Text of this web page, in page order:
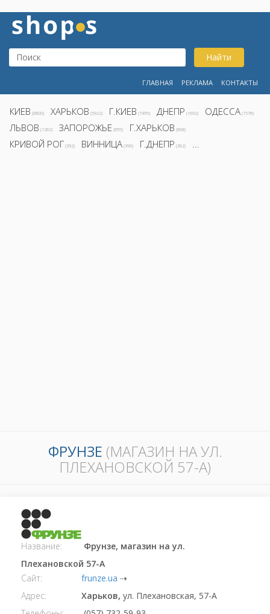
Найти
ГЛАВНАЯ РЕКЛАМА КОНТАКТЫ
КИЕВ (8800) ХАРЬКОВ (5922) Г.КИЕВ (1995) ДНЕПР (1692) ОДЕССА (1578)
ЛЬВОВ (1282) ЗАПОРОЖЬЕ (855) Г.ХАРЬКОВ (808)
КРИВОЙ РОГ (392) ВИННИЦА (390) Г.ДНЕПР (362) ...
ФРУНЗЕ (МАГАЗИН НА УЛ.
ПЛЕХАНОВСКОЙ 57-А)
Название:
Фрунзе, магазин на ул.
Плехановской 57-А
Сайт:
frunze.ua ⇢
Адрес:
Харьков, ул. Плехановская, 57-А